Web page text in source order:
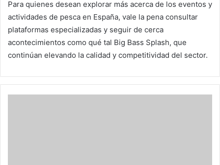
Para quienes desean explorar más acerca de los eventos y
actividades de pesca en España, vale la pena consultar
plataformas especializadas y seguir de cerca
acontecimientos como qué tal Big Bass Splash, que
continúan elevando la calidad y competitividad del sector.